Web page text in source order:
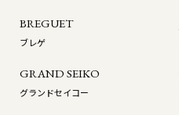
BREGUET
ブレゲ
GRAND SEIKO
グランドセイコー